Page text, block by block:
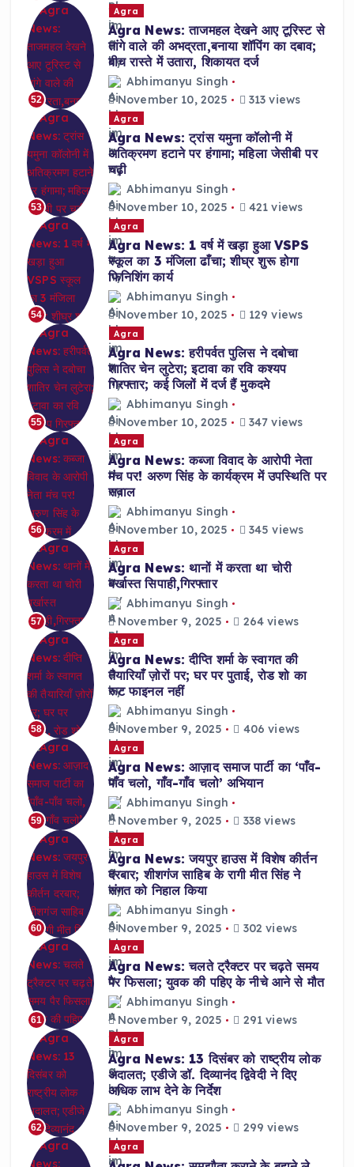
52
Agra
Agra News: ताजमहल देखने आए टूरिस्ट से
तांगे वाले की अभद्रता,बनाया शॉपिंग का दबाव;
बीच रास्ते में उतारा, शिकायत दर्ज
Abhimanyu Singh
November 10, 2025
313 views
53
Agra
Agra News: ट्रांस यमुना कॉलोनी में
अतिक्रमण हटाने पर हंगामा; महिला जेसीबी पर
चढ़ी
Abhimanyu Singh
November 10, 2025
421 views
54
Agra
Agra News: 1 वर्ष में खड़ा हुआ VSPS
स्कूल का 3 मंजिला ढाँचा; शीघ्र शुरू होगा
फिनिशिंग कार्य
Abhimanyu Singh
November 10, 2025
129 views
55
Agra
Agra News: हरीपर्वत पुलिस ने दबोचा
शातिर चेन लुटेरा; इटावा का रवि कश्यप
गिरफ्तार; कई जिलों में दर्ज हैं मुकदमे
Abhimanyu Singh
November 10, 2025
347 views
56
Agra
Agra News: कब्जा विवाद के आरोपी नेता
मंच पर! अरुण सिंह के कार्यक्रम में उपस्थिति पर
सवाल
Abhimanyu Singh
November 10, 2025
345 views
57
Agra
Agra News: थानों में करता था चोरी
बर्खास्त सिपाही,गिरफ्तार
Abhimanyu Singh
November 9, 2025
264 views
58
Agra
Agra News: दीप्ति शर्मा के स्वागत की
तैयारियाँ ज़ोरों पर; घर पर पुताई, रोड शो का
रूट फाइनल नहीं
Abhimanyu Singh
November 9, 2025
406 views
59
Agra
Agra News: आज़ाद समाज पार्टी का ‘पाँव-
पाँव चलो, गाँव-गाँव चलो’ अभियान
Abhimanyu Singh
November 9, 2025
338 views
60
Agra
Agra News: जयपुर हाउस में विशेष कीर्तन
दरबार; शीशगंज साहिब के रागी मीत सिंह ने
संगत को निहाल किया
Abhimanyu Singh
November 9, 2025
302 views
61
Agra
Agra News: चलते ट्रैक्टर पर चढ़ते समय
पैर फिसला; युवक की पहिए के नीचे आने से मौत
Abhimanyu Singh
November 9, 2025
291 views
62
Agra
Agra News: 13 दिसंबर को राष्ट्रीय लोक
अदालत; एडीजे डॉ. दिव्यानंद द्विवेदी ने दिए
अधिक लाभ देने के निर्देश
Abhimanyu Singh
November 9, 2025
299 views
Agra